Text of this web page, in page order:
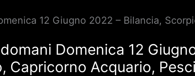
12 Giugno 2022 – Bilancia,
Domenica 12
Capricorno Acquario,